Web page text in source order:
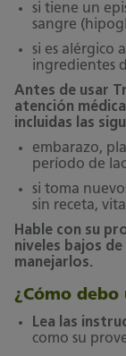
si tiene un
sangre
si es alérgico
ingredientes
Antes de usar
atención
incluidas las
embarazo,
período de
si toma
sin receta,
Hable con su
niveles bajos
manejarlos.
¿Cómo debo
Lea las
como su